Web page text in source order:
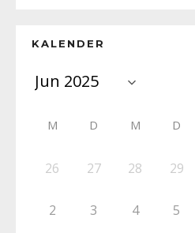
KALENDER
M D M D
26 27 28 29
2 3 4 5